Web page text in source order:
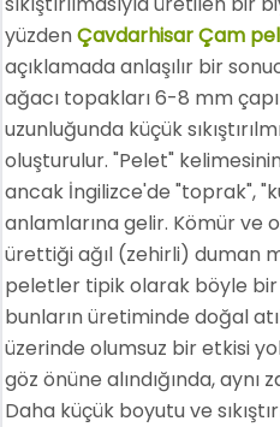
yüzdenÇavdarhisar Çam
açıklamada anlaşılır bir
ağacı topakları 6-8 mm
uzunluğunda küçük
oluşturulur. "Pelet"
ancak İngilizce'de "toprak",
anlamlarına gelir. Kömür ve
ürettiği ağıl (zehirli) duman
peletler tipik olarak böyle
bunların üretiminde doğal
üzerinde olumsuz bir etkisi
göz önüne alındığında, aynı
Daha küçük boyutu ve